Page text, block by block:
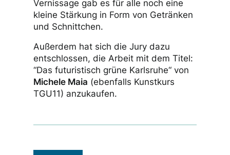
Vernissage gab es für alle noch eine
kleine Stärkung in Form von Getränken
und Schnittchen.
Außerdem hat sich die Jury dazu
entschlossen, die Arbeit mit dem Titel:
“Das futuristisch grüne Karlsruhe“ von
Michele Maia (ebenfalls Kunstkurs
TGU11) anzukaufen.